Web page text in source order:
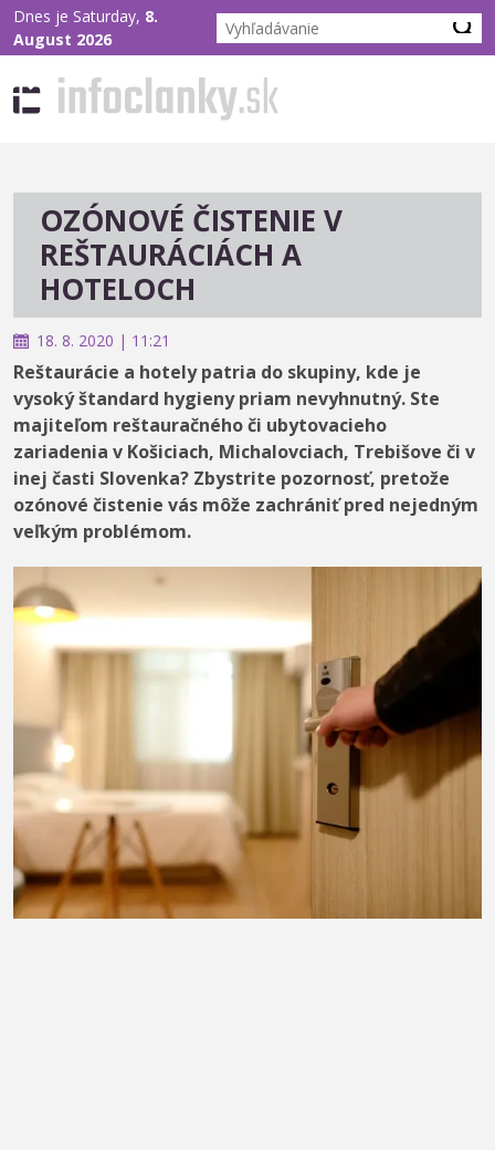
Dnes je Saturday, 8.
August 2026
OZÓNOVÉ ČISTENIE V
REŠTAURÁCIÁCH A
HOTELOCH
18. 8. 2020 | 11:21
Reštaurácie a hotely patria do skupiny, kde je
vysoký štandard hygieny priam nevyhnutný. Ste
majiteľom reštauračného či ubytovacieho
zariadenia v Košiciach, Michalovciach, Trebišove či v
inej časti Slovenka? Zbystrite pozornosť, pretože
ozónové čistenie vás môže zachrániť pred nejedným
veľkým problémom.